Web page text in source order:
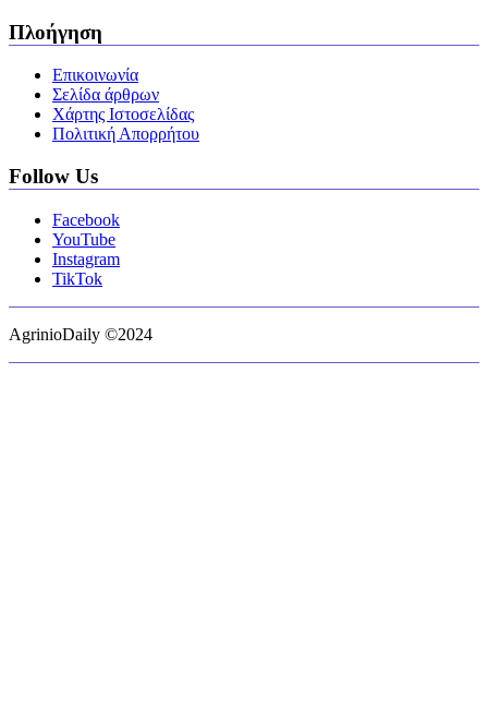
Πλοήγηση
Επικοινωνία
Σελίδα άρθρων
Χάρτης Ιστοσελίδας
Πολιτική Απορρήτου
Follow Us
Facebook
YouTube
Instagram
TikTok
AgrinioDaily ©2024